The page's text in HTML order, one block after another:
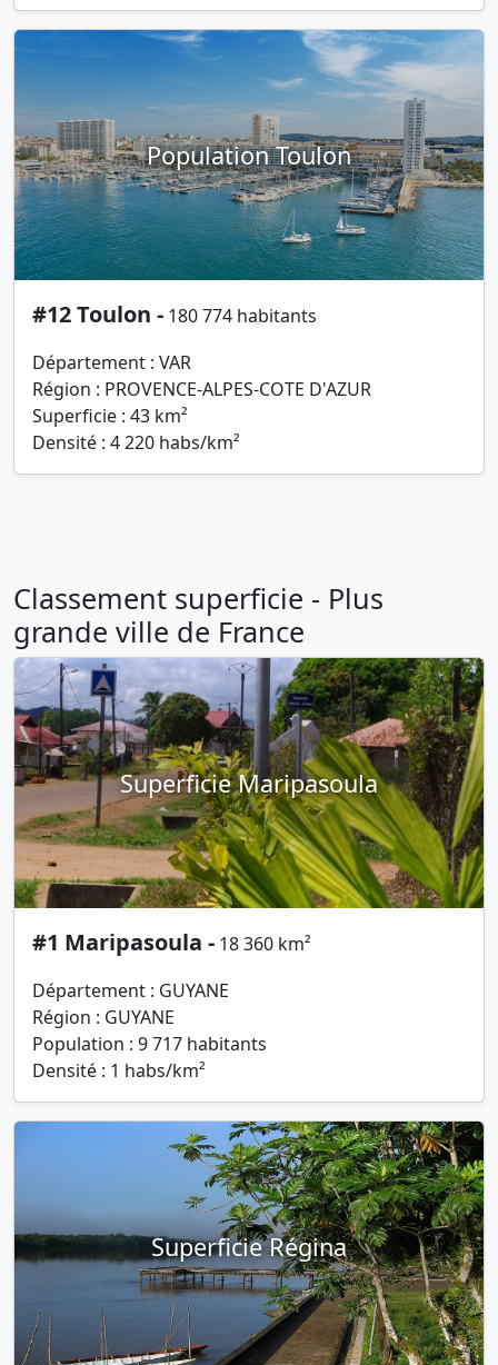
Population Toulon
#12 Toulon - 180 774 habitants
Département : VAR
Région : PROVENCE-ALPES-COTE D'AZUR
Superficie : 43 km²
Densité : 4 220 habs/km²
Classement superficie - Plus
grande ville de France
Superficie Maripasoula
#1 Maripasoula - 18 360 km²
Département : GUYANE
Région : GUYANE
Population : 9 717 habitants
Densité : 1 habs/km²
Superficie Régina